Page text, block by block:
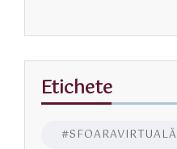
Etichete
#SFOARAVIRTUALĂ